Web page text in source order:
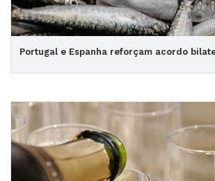
Portugal e Espanha reforçam acordo